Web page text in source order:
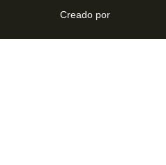
Creado por